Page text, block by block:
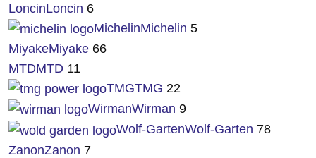
LoncinLoncin 6
MichelinMichelin 5
MiyakeMiyake 66
MTDMTD 11
TMGTMG 22
WirmanWirman 9
Wolf-GartenWolf-Garten 78
ZanonZanon 7